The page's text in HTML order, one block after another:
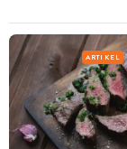
ARTIKEL